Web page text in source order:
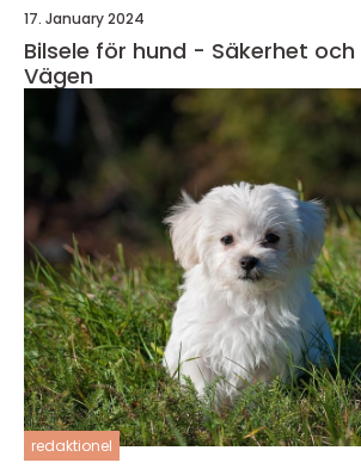
17. January 2024
Bilsele för hund - Säkerhet
Vägen
redaktionel